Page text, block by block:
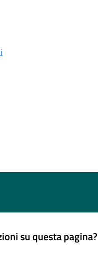
su questa pagina?